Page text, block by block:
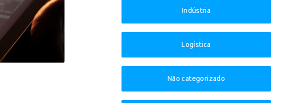
Indústria
Logística
Não categorizado